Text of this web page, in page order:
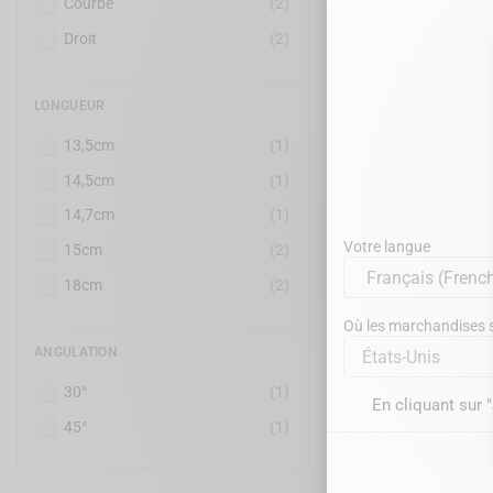
Droit
(2)
LONGUEUR
13,5cm
(1)
14,5cm
(1)
14,7cm
(1)
15cm
(2)
18cm
(2)
ANGULATION
30°
(1)
45°
(1)
Affichage de 1 à 3 sur
Votre langue
Où les marchandises
États-Unis
En cliquant sur